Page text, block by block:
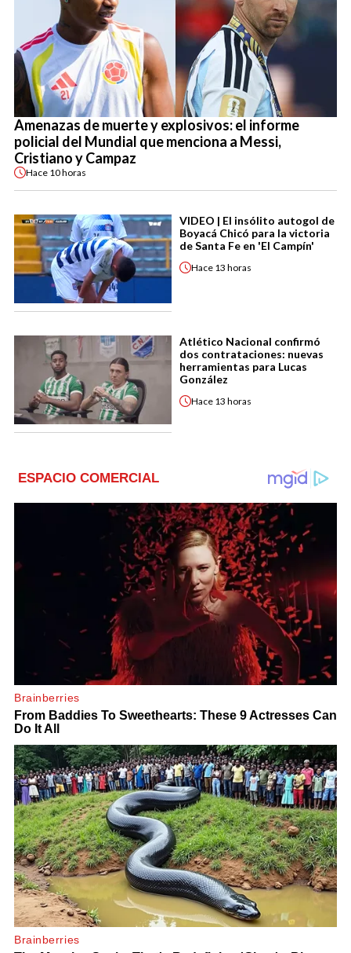
Amenazas de muerte y explosivos: el informe
policial del Mundial que menciona a Messi,
Cristiano y Campaz
Hace 10 horas
VIDEO | El insólito autogol de
Boyacá Chicó para la victoria
de Santa Fe en 'El Campín'
Hace 13 horas
Atlético Nacional confirmó
dos contrataciones: nuevas
herramientas para Lucas
González
Hace 13 horas